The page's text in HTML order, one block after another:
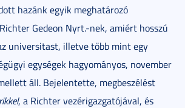
hazánk egyik meghatározó
Gedeon Nyrt.-nek, amiért hosszú
universitast, illetve több mint egy
egységek hagyományos, november
áll. Bejelentette, megbeszélést
, a Richter vezérigazgatójával, és